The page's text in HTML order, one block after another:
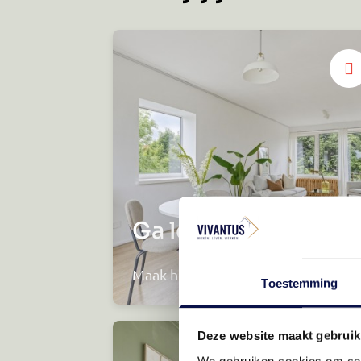
Toestemming
Deze website maakt
Ga lekker zitten!
Maak het eigen